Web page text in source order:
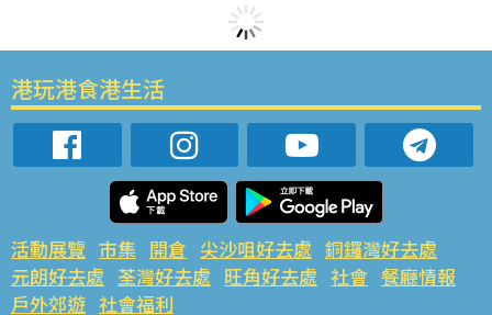
港玩港食港生活
活動展覽 市集 開倉 尖沙咀好去處 銅鑼灣好去處
元朗好去處 荃灣好去處 旺角好去處 社會 餐廳情報
戶外郊遊 社會福利